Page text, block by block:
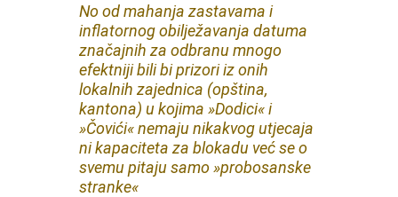
No od mahanja zastavama i
inflatornog obilježavanja datuma
značajnih za odbranu mnogo
efektniji bili bi prizori iz onih
lokalnih zajednica (opština,
kantona) u kojima »Dodici« i
»Čovići« nemaju nikakvog utjecaja
ni kapaciteta za blokadu već se o
svemu pitaju samo »probosanske
stranke«